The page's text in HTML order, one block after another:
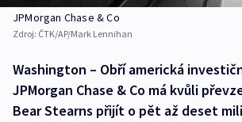
JPMorgan Chase & Co
Zdroj: ČTK/AP/Mark Lennihan
Washington – Obří americká
JPMorgan Chase & Co má kvůli
Bear Stearns přijít o pět až deset